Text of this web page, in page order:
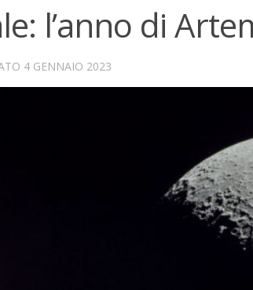
l’anno di
4 GENNAIO 2023